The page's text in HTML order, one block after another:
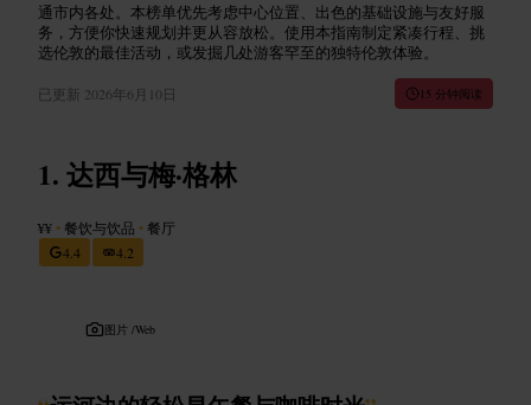
通市内各处。本榜单优先考虑中心位置、出色的基础设施与友好服
务，方便你快速规划并更从容放松。使用本指南制定紧凑行程、挑
选伦敦的最佳活动，或发掘几处游客罕至的独特伦敦体验。
已更新 2026年6月10日 15 分钟阅读
达西与梅·格林
¥¥ •餐饮与饮品 •餐厅
4.4
4.2
图片 /Web